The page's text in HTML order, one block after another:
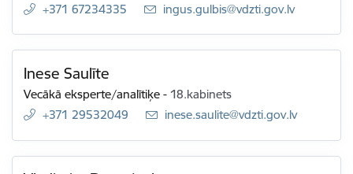
+371 67234335
E-pasts:
ingus.gulbis@vdzti.gov.lv
Inese Saulīte
Vecākā eksperte/analītiķe -18.kabinets
+371 29532049
E-pasts:
inese.saulite@vdzti.gov.lv